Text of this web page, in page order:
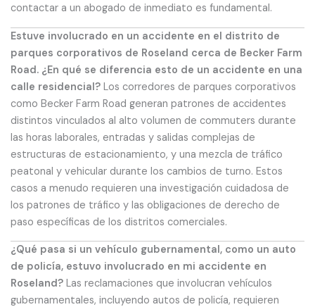
contactar a un abogado de inmediato es fundamental.
Estuve involucrado en un accidente en el distrito de
parques corporativos de Roseland cerca de Becker Farm
Road. ¿En qué se diferencia esto de un accidente en una
calle residencial? Los corredores de parques corporativos
como Becker Farm Road generan patrones de accidentes
distintos vinculados al alto volumen de commuters durante
las horas laborales, entradas y salidas complejas de
estructuras de estacionamiento, y una mezcla de tráfico
peatonal y vehicular durante los cambios de turno. Estos
casos a menudo requieren una investigación cuidadosa de
los patrones de tráfico y las obligaciones de derecho de
paso específicas de los distritos comerciales.
¿Qué pasa si un vehículo gubernamental, como un auto
de policía, estuvo involucrado en mi accidente en
Roseland? Las reclamaciones que involucran vehículos
gubernamentales, incluyendo autos de policía, requieren